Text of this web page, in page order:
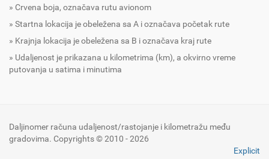
Crvena boja, označava rutu avionom
Startna lokacija je obeležena sa A i označava početak rute
Krajnja lokacija je obeležena sa B i označava kraj rute
Udaljenost je prikazana u kilometrima (km), a okvirno vreme
putovanja u satima i minutima
Daljinomer računa udaljenost/rastojanje i kilometražu među
gradovima. Copyrights © 2010 - 2026
Explicit